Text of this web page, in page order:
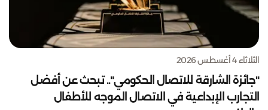
الثلاثاء 4 أغسطس 2026
"جائزة الشارقة للاتصال الحكومي".. تبحث عن أفضل
التجارب الإبداعية في الاتصال الموجه للأطفال